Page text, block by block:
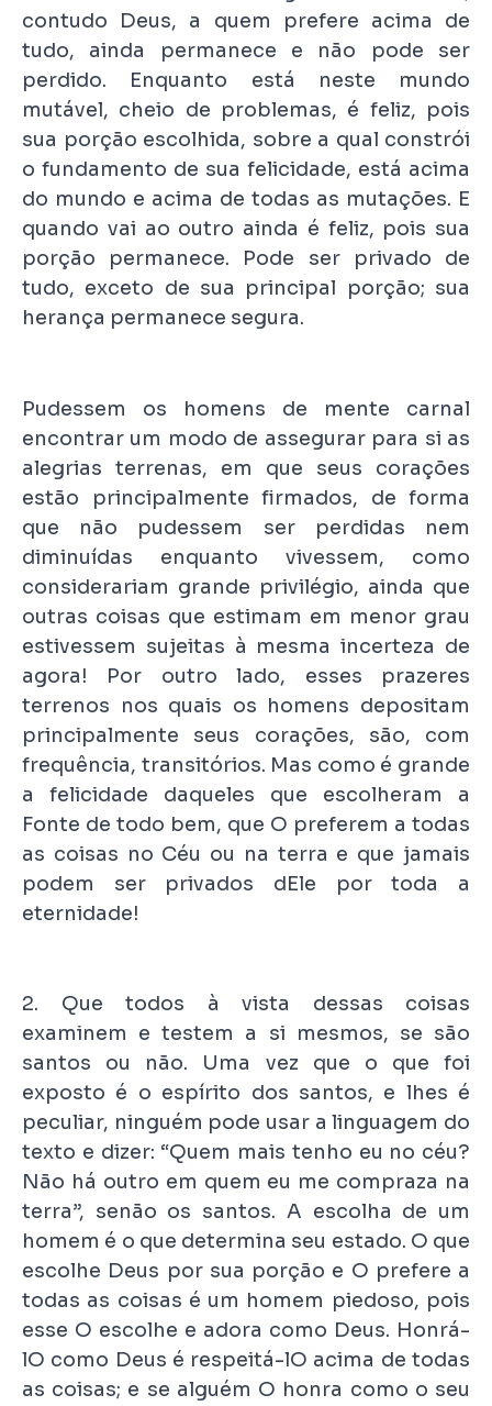
contudo Deus, a quem prefere acima de
tudo, ainda permanece e não pode ser
perdido. Enquanto está neste mundo
mutável, cheio de problemas, é feliz, pois
sua porção escolhida, sobre a qual constrói
o fundamento de sua felicidade, está acima
do mundo e acima de todas as mutações. E
quando vai ao outro ainda é feliz, pois sua
porção permanece. Pode ser privado de
tudo, exceto de sua principal porção; sua
herança permanece segura.
Pudessem os homens de mente carnal
encontrar um modo de assegurar para si as
alegrias terrenas, em que seus corações
estão principalmente firmados, de forma
que não pudessem ser perdidas nem
diminuídas enquanto vivessem, como
considerariam grande privilégio, ainda que
outras coisas que estimam em menor grau
estivessem sujeitas à mesma incerteza de
agora! Por outro lado, esses prazeres
terrenos nos quais os homens depositam
principalmente seus corações, são, com
frequência, transitórios. Mas como é grande
a felicidade daqueles que escolheram a
Fonte de todo bem, que O preferem a todas
as coisas no Céu ou na terra e que jamais
podem ser privados dEle por toda a
eternidade!
2. Que todos à vista dessas coisas
examinem e testem a si mesmos, se são
santos ou não. Uma vez que o que foi
exposto é o espírito dos santos, e lhes é
peculiar, ninguém pode usar a linguagem do
texto e dizer: “Quem mais tenho eu no céu?
Não há outro em quem eu me compraza na
terra”, senão os santos. A escolha de um
homem é o que determina seu estado. O que
escolhe Deus por sua porção e O prefere a
todas as coisas é um homem piedoso, pois
esse O escolhe e adora como Deus. Honrá-
lO como Deus é respeitá-lO acima de todas
as coisas; e se alguém O honra como o seu